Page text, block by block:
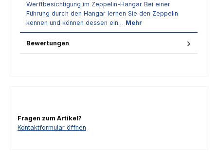
Werftbesichtigung im Zeppelin-Hangar Bei einer
Führung durch den Hangar lernen Sie den Zeppelin
kennen und können dessen ein… Mehr
Bewertungen
Fragen zum Artikel?
Kontaktformular öffnen